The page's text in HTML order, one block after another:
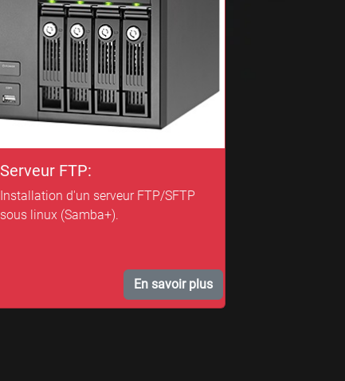
Serveur FTP:
Installation d'un serveur FTP/SFTP
sous linux (Samba+).
En savoir plus